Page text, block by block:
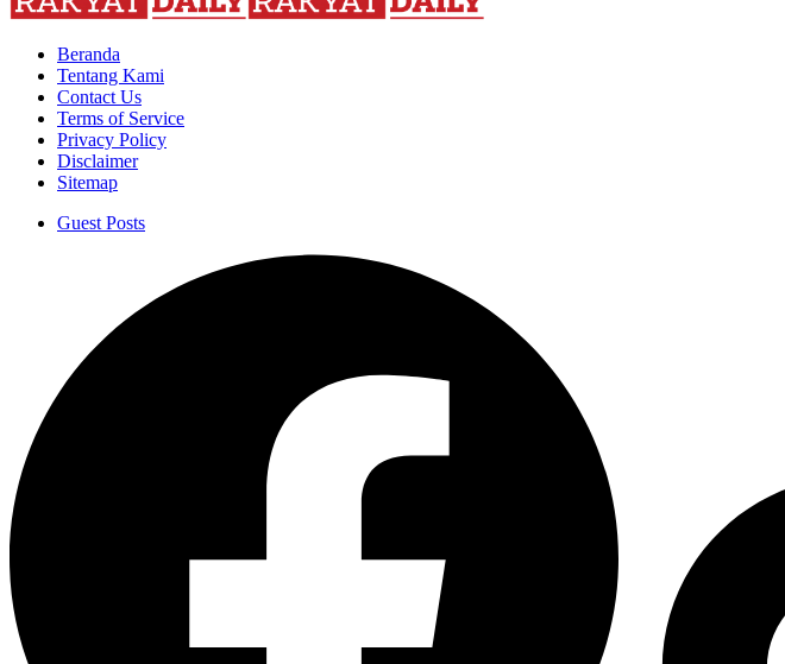
Beranda
Tentang Kami
Contact Us
Terms of Service
Privacy Policy
Disclaimer
Sitemap
Guest Posts